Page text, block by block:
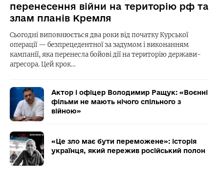
перенесення війни на територію рф та
злам планів Кремля
Сьогодні виповнюється два роки від початку Курської
операції — безпрецедентної за задумом і виконанням
кампанії, яка перенесла бойові дії на територію держави-
агресора. Цей крок…
Актор і офіцер Володимир Ращук: «Воєнні
фільми не мають нічого спільного з
війною»
«Це зло має бути переможене»: історія
українця, який пережив російський полон